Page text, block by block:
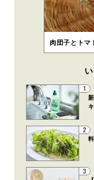
肉団子とトマ
1
2
3